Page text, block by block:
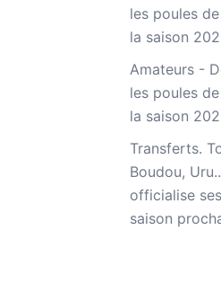
les poules
la saison
Amateurs -
les poules
la saison
Transferts.
Boudou,
officialise
saison